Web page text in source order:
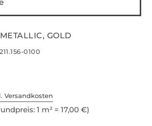
GOLD
211.156-0100
Versandkosten
1 m² = 17,00 €)